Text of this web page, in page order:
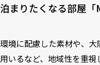
泊まりたくなる部屋「
環境に配慮した素材や、
用いるなど、地域性を重